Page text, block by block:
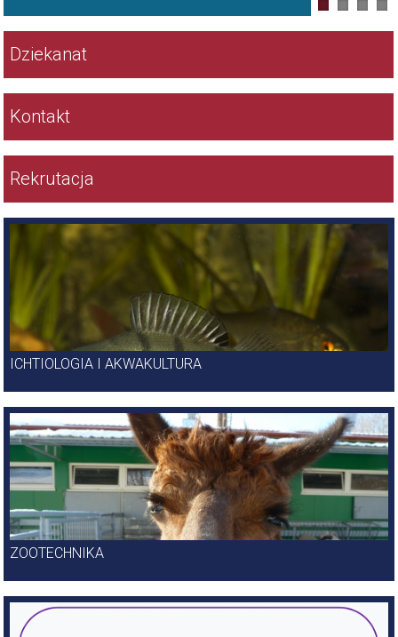
Skróty
Dziekanat
Kontakt
Rekrutacja
KIERUNKI
ICHTIOLOGIA I AKWAKULTURA
ZOOTECHNIKA